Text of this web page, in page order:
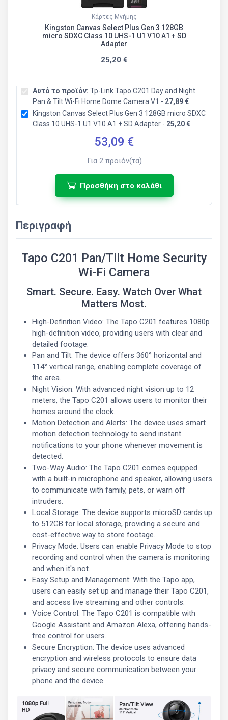
Κάρτες Μνήμης
Kingston Canvas Select Plus Gen 3 128GB
micro SDXC Class 10 UHS-1 U1 V10 A1 + SD
Adapter
25,20 €
Αυτό το προϊόν: Tp-Link Tapo C201 Day and Night
Pan & Tilt Wi-Fi Home Dome Camera V1 - 27,89 €
Kingston Canvas Select Plus Gen 3 128GB micro SDXC
Class 10 UHS-1 U1 V10 A1 + SD Adapter - 25,20 €
53,09 €
Για 2προϊόν(τα)
Προσθήκη στο καλάθι
Περιγραφή
Tapo C201 Pan/Tilt Home Security
Wi-Fi Camera
Smart. Secure. Easy. Watch Over What
Matters Most.
High-Definition Video: The Tapo C201 features 1080p
high-definition video, providing users with clear and
detailed footage.
Pan and Tilt: The device offers 360° horizontal and
114° vertical range, enabling complete coverage of
the area.
Night Vision: With advanced night vision up to 12
meters, the Tapo C201 allows users to monitor their
homes around the clock.
Motion Detection and Alerts: The device uses smart
motion detection technology to send instant
notifications to your phone whenever movement is
detected.
Two-Way Audio: The Tapo C201 comes equipped
with a built-in microphone and speaker, allowing users
to communicate with family, pets, or warn off
intruders.
Local Storage: The device supports microSD cards up
to 512GB for local storage, providing a secure and
cost-effective way to store footage.
Privacy Mode: Users can enable Privacy Mode to stop
recording and control when the camera is monitoring
and when it's not.
Easy Setup and Management: With the Tapo app,
users can easily set up and manage their Tapo C201,
and access live streaming and other controls.
Voice Control: The Tapo C201 is compatible with
Google Assistant and Amazon Alexa, offering hands-
free control for users.
Secure Encryption: The device uses advanced
encryption and wireless protocols to ensure data
privacy and secure communication between your
phone and the device.